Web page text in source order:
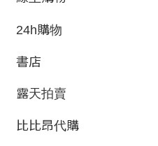
24h購物
書店
露天拍賣
比比昂代購